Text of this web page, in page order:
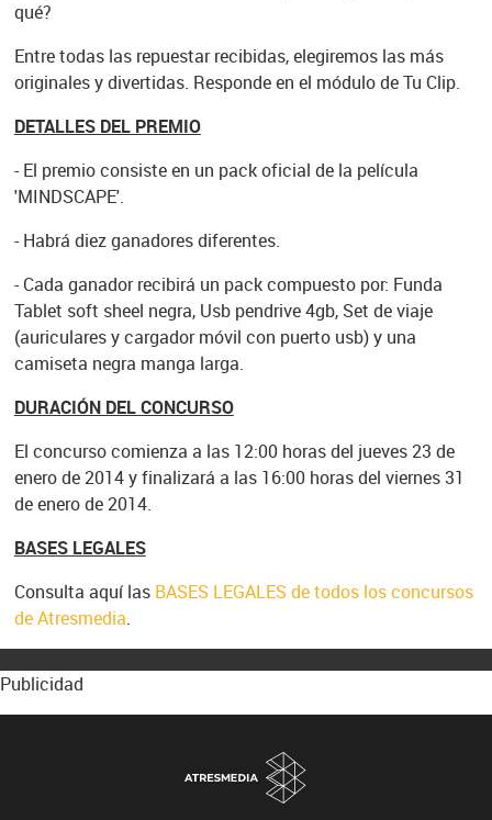
qué?
Entre todas las repuestar recibidas, elegiremos las más
originales y divertidas. Responde en el módulo de Tu Clip.
DETALLES DEL PREMIO
- El premio consiste en un pack oficial de la película
'MINDSCAPE'.
- Habrá diez ganadores diferentes.
- Cada ganador recibirá un pack compuesto por: Funda
Tablet soft sheel negra, Usb pendrive 4gb, Set de viaje
(auriculares y cargador móvil con puerto usb) y una
camiseta negra manga larga.
DURACIÓN DEL CONCURSO
El concurso comienza a las 12:00 horas del jueves 23 de
enero de 2014 y finalizará a las 16:00 horas del viernes 31
de enero de 2014.
BASES LEGALES
Consulta aquí las BASES LEGALES de todos los concursos
de Atresmedia.
Publicidad